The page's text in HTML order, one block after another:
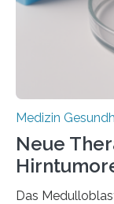
erblich bedingte
sich die linke
stark kontrahiert…
Medizin
Neue
Das